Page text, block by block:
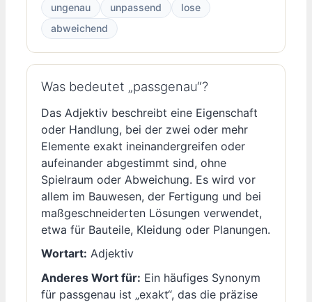
ungenau unpassend
lose
abweichend
Was bedeutet „passgenau“?
Das Adjektiv beschreibt eine Eigenschaft
oder Handlung, bei der zwei oder mehr
Elemente exakt ineinandergreifen oder
aufeinander abgestimmt sind, ohne
Spielraum oder Abweichung. Es wird vor
allem im Bauwesen, der Fertigung und bei
maßgeschneiderten Lösungen verwendet,
etwa für Bauteile, Kleidung oder Planungen.
Wortart: Adjektiv
Anderes Wort für: Ein häufiges Synonym
für passgenau ist „exakt“, das die präzise